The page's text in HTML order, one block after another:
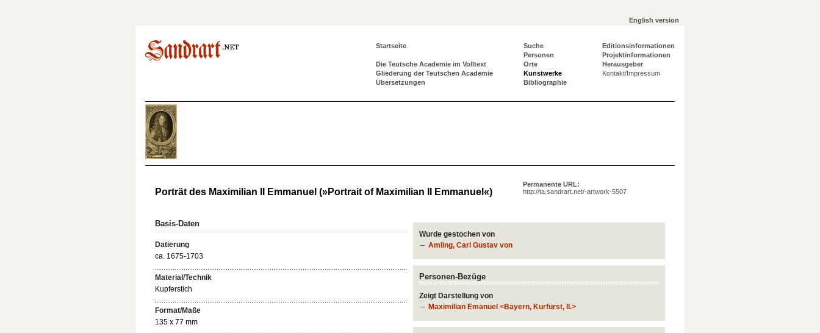
English version
Startseite
Die Teutsche Academie im Volltext
Gliederung der Teutschen Academie
Übersetzungen
Suche
Personen
Orte
Kunstwerke
Bibliographie
Editionsinformationen
Projektinformationen
Herausgeber
Kontakt/Impressum
Permanente URL:
http://ta.sandrart.net/-artwork-5507
Porträt des Maximilian II Emmanuel (»Portrait of Maximilian II Emmanuel«)
Wurde gestochen von
Amling, Carl Gustav von
Personen-Bezüge
Zeigt Darstellung von
Maximilian Emanuel <Bayern, Kurfürst, II.>
Basis-Daten
Datierung
ca. 1675-1703
Material/Technik
Kupferstich
Format/Maße
135 x 77 mm